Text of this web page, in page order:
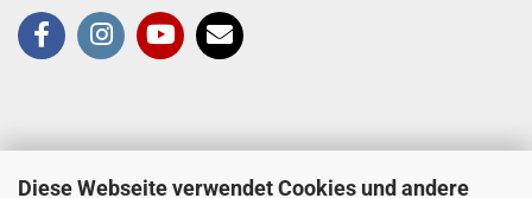
Diese Webseite verwendet Cookies und andere